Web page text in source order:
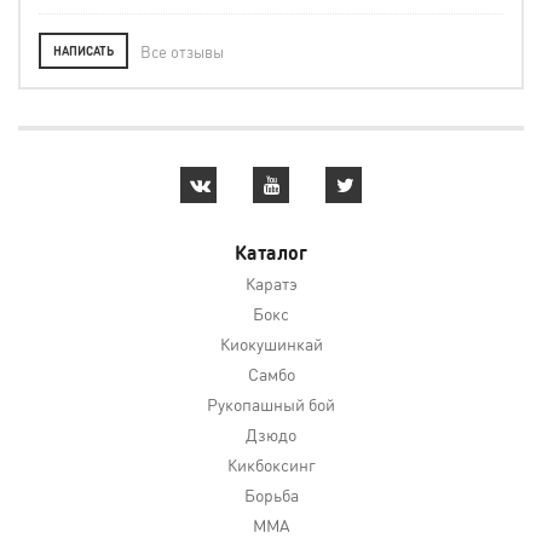
НАПИСАТЬ Все отзывы
Каталог
Каратэ
Бокс
Киокушинкай
Самбо
Рукопашный бой
Дзюдо
Кикбоксинг
Борьба
MMA